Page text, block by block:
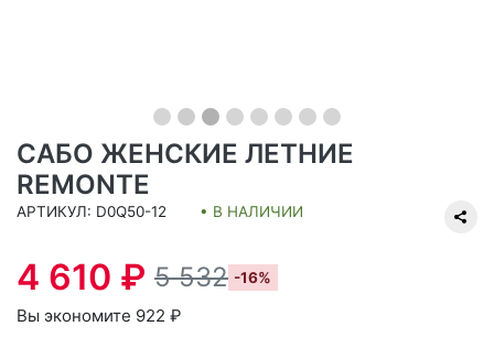
САБО ЖЕНСКИЕ ЛЕТНИЕ
REMONTE
АРТИКУЛ: D0Q50-12 • В НАЛИЧИИ
4 610 ₽ 5 532 -16%
Вы экономите 922 ₽